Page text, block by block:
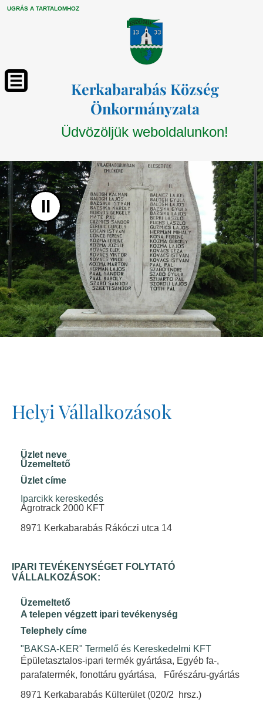
UGRÁS A TARTALOMHOZ
Kerkabarabás Község
Önkormányzata
Üdvözöljük weboldalunkon!
II
Helyi Vállalkozások
Üzlet neve
Üzemeltető
Üzlet címe
Iparcikk kereskedés
Agrotrack 2000 KFT
8971 Kerkabarabás Rákóczi utca 14
IPARI TEVÉKENYSÉGET FOLYTATÓ
VÁLLALKOZÁSOK:
Üzemeltető
A telepen végzett ipari tevékenység
Telephely címe
"BAKSA-KER" Termelő és Kereskedelmi KFT
Épületasztalos-ipari termék gyártása, Egyéb fa-,
parafatermék, fonottáru gyártása, Fűrészáru-gyártás
8971 Kerkabarabás Külterület (020/2 hrsz.)